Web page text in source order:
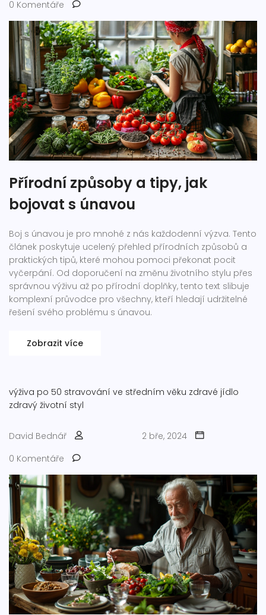
0 Komentáře
Přírodní způsoby a tipy, jak
bojovat s únavou
Boj s únavou je pro mnohé z nás každodenní výzva. Tento
článek poskytuje ucelený přehled přírodních způsobů a
praktických tipů, které mohou pomoci překonat pocit
vyčerpání. Od doporučení na změnu životního stylu přes
správnou výživu až po přírodní doplňky, tento text slibuje
komplexní průvodce pro všechny, kteří hledají udržitelné
řešení svého problému s únavou.
Zobrazit více
výživa po 50 stravování ve středním věku zdravé jídlo
zdravý životní styl
David Bednář
2 bře, 2024
0 Komentáře